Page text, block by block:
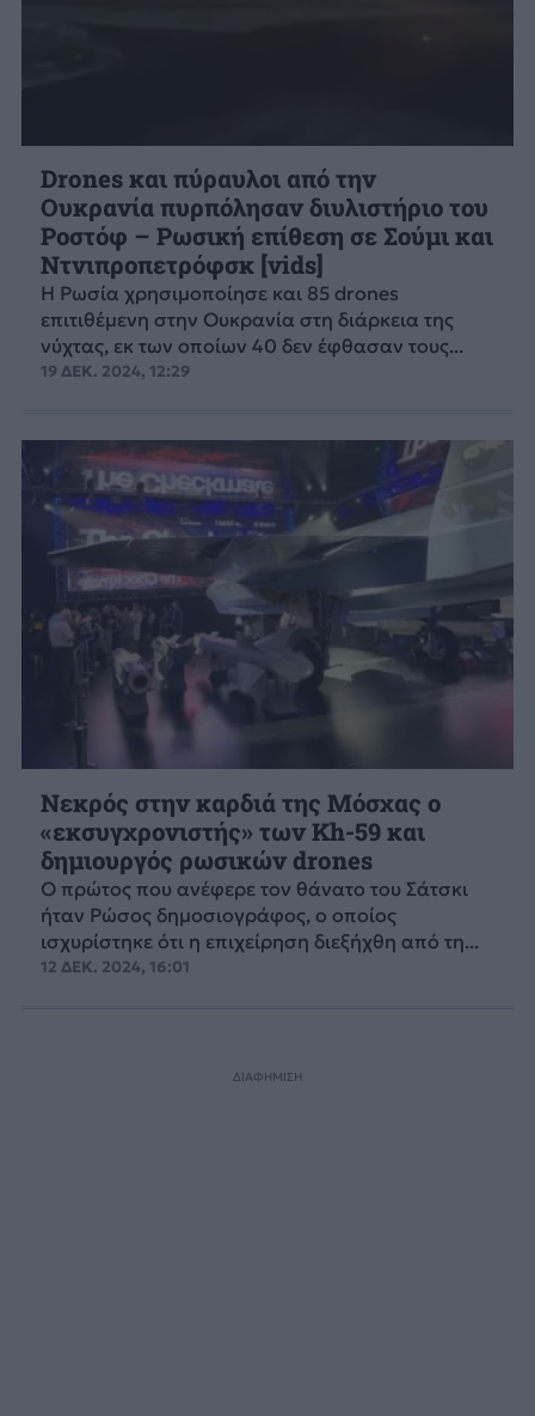
Drones και πύραυλοι από την
Ουκρανία πυρπόλησαν διυλιστήριο του
Ροστόφ – Ρωσική επίθεση σε Σούμι και
Ντνιπροπετρόφσκ [vids]
Η Ρωσία χρησιμοποίησε και 85 drones
επιτιθέμενη στην Ουκρανία στη διάρκεια της
νύχτας, εκ των οποίων 40 δεν έφθασαν τους...
19 ΔΕΚ. 2024, 12:29
Νεκρός στην καρδιά της Μόσχας o
«εκσυγχρονιστής» των Kh-59 και
δημιουργός ρωσικών drones
Ο πρώτος που ανέφερε τον θάνατο του Σάτσκι
ήταν Ρώσος δημοσιογράφος, ο οποίος
ισχυρίστηκε ότι η επιχείρηση διεξήχθη από τη...
12 ΔΕΚ. 2024, 16:01
ΔΙΑΦΗΜΙΣΗ